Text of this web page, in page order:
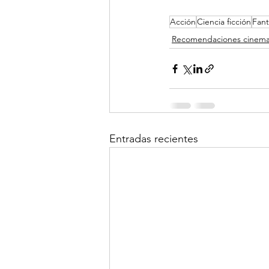
AcciónCiencia ficción
Recomendaciones
Entradas recientes